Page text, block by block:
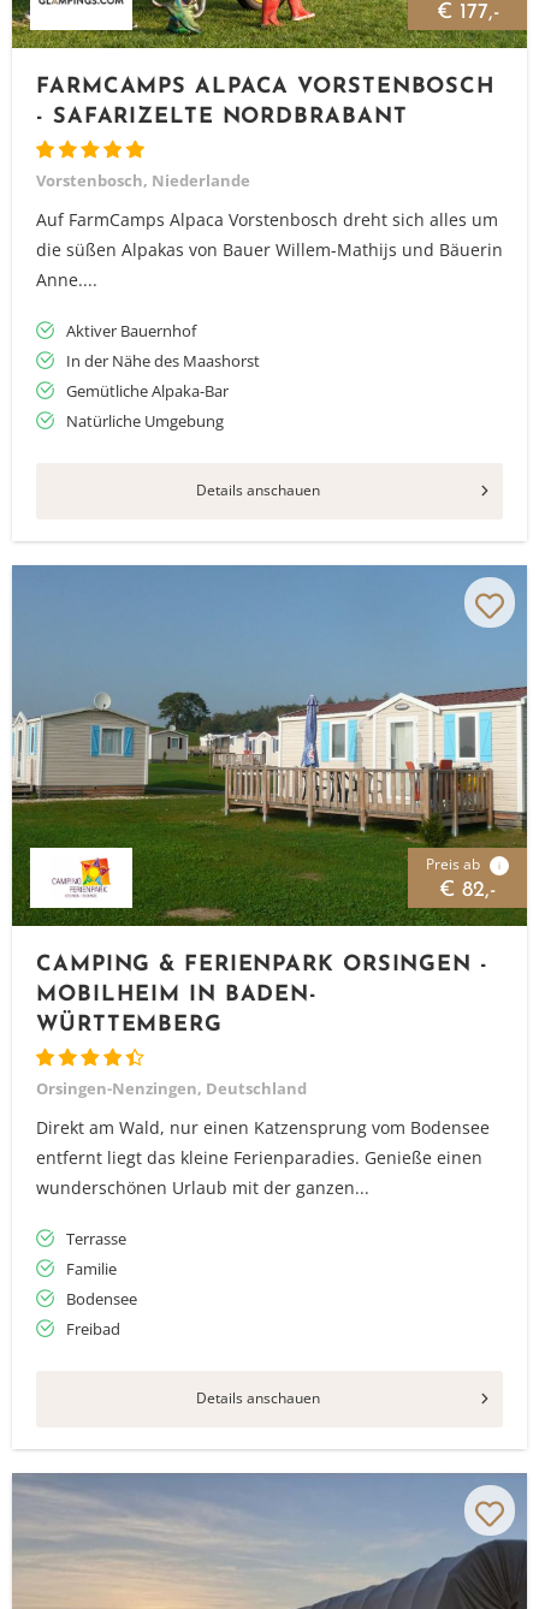
€ 177,-
FARMCAMPS ALPACA VORSTENBOSCH
- SAFARIZELTE NORDBRABANT
Vorstenbosch, Niederlande
Auf FarmCamps Alpaca Vorstenbosch dreht sich alles um
die süßen Alpakas von Bauer Willem-Mathijs und Bäuerin
Anne....
Aktiver Bauernhof
In der Nähe des Maashorst
Gemütliche Alpaka-Bar
Natürliche Umgebung
Details anschauen
Preis ab i
€ 82,-
CAMPING & FERIENPARK ORSINGEN -
MOBILHEIM IN BADEN-
WÜRTTEMBERG
Orsingen-Nenzingen, Deutschland
Direkt am Wald, nur einen Katzensprung vom Bodensee
entfernt liegt das kleine Ferienparadies. Genieße einen
wunderschönen Urlaub mit der ganzen...
Terrasse
Familie
Bodensee
Freibad
Details anschauen